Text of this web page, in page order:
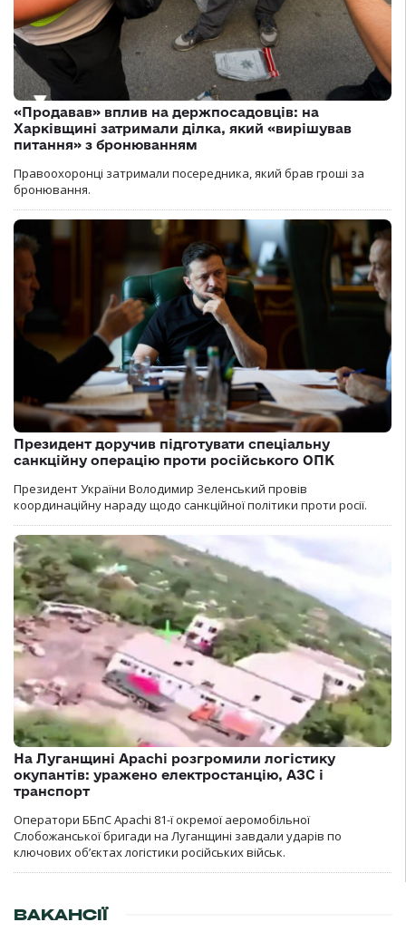
«Продавав» вплив на держпосадовців: на
Харківщині затримали ділка, який «вирішував
питання» з бронюванням
Правоохоронці затримали посередника, який брав гроші за
бронювання.
Президент доручив підготувати спеціальну
санкційну операцію проти російського ОПК
Президент України Володимир Зеленський провів
координаційну нараду щодо санкційної політики проти росії.
На Луганщині Apachi розгромили логістику
окупантів: уражено електростанцію, АЗС і
транспорт
Оператори ББпС Apachi 81-ї окремої аеромобільної
Слобожанської бригади на Луганщині завдали ударів по
ключових об’єктах логістики російських військ.
ВАКАНСІЇ